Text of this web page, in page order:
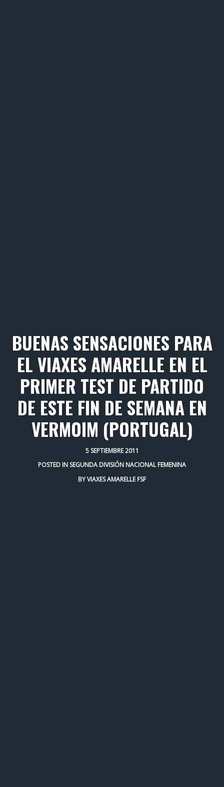
BUENAS SENSACIONES PARA
EL VIAXES AMARELLE EN EL
PRIMER TEST DE PARTIDO
DE ESTE FIN DE SEMANA EN
VERMOIM (PORTUGAL)
5 SEPTIEMBRE 2011
POSTED IN SEGUNDA DIVISIÓN NACIONAL FEMENINA
BYVIAXES AMARELLE FSF